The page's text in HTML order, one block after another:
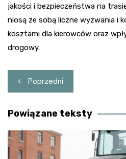
jakości i bezpieczeństwa na
niosą ze sobą liczne wyzwania i
kosztami dla kierowców oraz
drogowy.
Nawigacja
wpisu
Poprzedni
Powiązane teksty